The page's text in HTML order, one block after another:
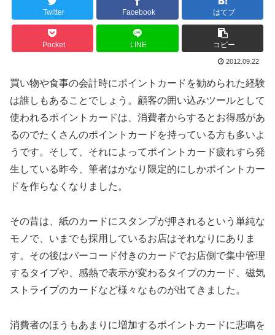
Twitter Facebook はてブ
Pocket LINE コピー
2012.09.22
買い物や食事の会計時にポイントカードを勧められた経験
は誰しもあることでしょう。顧客の囲い込みツールとして
使われるポイントカードは、消費者からするとお得感があ
るのでたくさんのポイントカードを持っている方も多いよ
うです。そして、それによってポイントカード疲れすら発
生している昨今、筆者はかなり限定的にしかポイントカー
ドを作らなくなりました。
その昔は、紙のカードにスタンプが押されるという単純な
モノで、いまでも採用しているお店はそれなりにありま
す。その後はバーコード付きのカードでお店側で集中管理
するタイプや、感熱で表示が変わるタイプのカード、磁気
ストライプのカードなど様々なものが出てきました。
消費者のほうもあまりに増加するポイントカードに悲鳴を